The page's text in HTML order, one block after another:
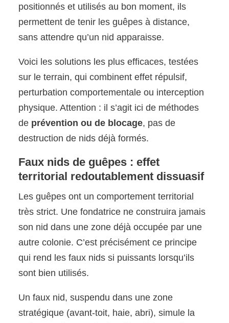
positionnés et utilisés au bon moment, ils
permettent de tenir les guêpes à distance,
sans attendre qu’un nid apparaisse.
Voici les solutions les plus efficaces, testées
sur le terrain, qui combinent effet répulsif,
perturbation comportementale ou interception
physique. Attention : il s’agit ici de méthodes
de prévention ou de blocage, pas de
destruction de nids déjà formés.
Faux nids de guêpes : effet
territorial redoutablement dissuasif
Les guêpes ont un comportement territorial
très strict. Une fondatrice ne construira jamais
son nid dans une zone déjà occupée par une
autre colonie. C’est précisément ce principe
qui rend les faux nids si puissants lorsqu’ils
sont bien utilisés.
Un faux nid, suspendu dans une zone
stratégique (avant-toit, haie, abri), simule la